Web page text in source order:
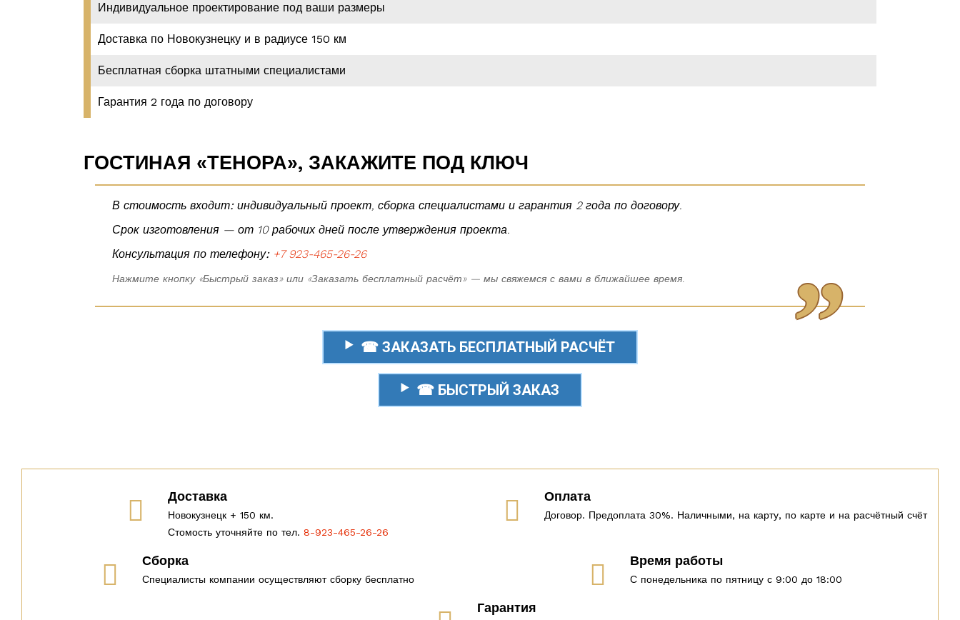
Индивидуальное проектирование под ваши размеры
Доставка по Новокузнецку и в радиусе 150 км
Бесплатная сборка штатными специалистами
Гарантия 2 года по договору
ГОСТИНАЯ «ТЕНОРА», ЗАКАЖИТЕ ПОД КЛЮЧ
В стоимость входит:индивидуальный проект, сборка специалистами и гарантия 2 года по договору.
Срок изготовления — от 10 рабочих дней после утверждения проекта.
Консультация по телефону: +7 923-465-26-26
Нажмите кнопку «Быстрый заказ» или «Заказать бесплатный расчёт» — мы свяжемся с вами в ближайшее время.
☎ ЗАКАЗАТЬ БЕСПЛАТНЫЙ РАСЧЁТ
☎ БЫСТРЫЙ ЗАКАЗ
Доставка
Новокузнецк + 150 км.
Стомость уточняйте по тел. 8-923-465-26-26
Оплата
Договор. Предоплата 30%. Наличными, на карту, по карте и на расчётный счёт
Сборка
Специалисты компании осуществляют сборку бесплатно
Время работы
С понедельника по пятницу с 9:00 до 18:00
Гарантия